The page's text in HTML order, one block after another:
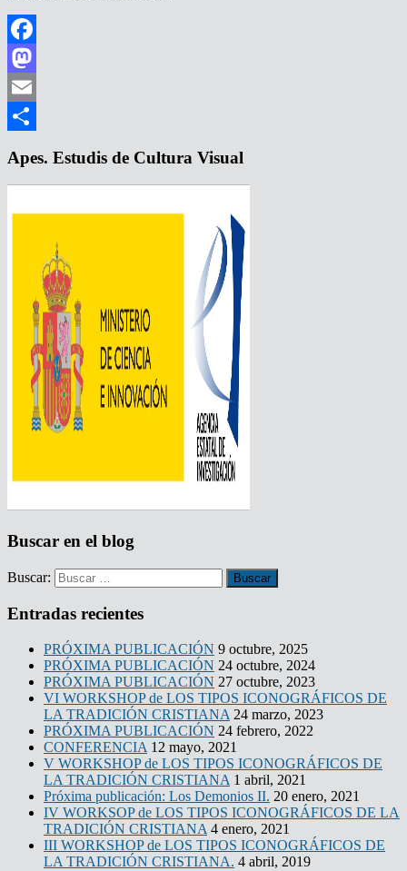
Facebook
Mastodon
Email
Apes. Estudis de Cultura Visual
Buscar en el blog
Buscar:
Entradas recientes
PRÓXIMA PUBLICACIÓN 9 octubre, 2025
PRÓXIMA PUBLICACIÓN 24 octubre, 2024
PRÓXIMA PUBLICACIÓN 27 octubre, 2023
VI WORKSHOP de LOS TIPOS ICONOGRÁFICOS DE
LA TRADICIÓN CRISTIANA 24 marzo, 2023
PRÓXIMA PUBLICACIÓN 24 febrero, 2022
CONFERENCIA 12 mayo, 2021
V WORKSHOP de LOS TIPOS ICONOGRÁFICOS DE
LA TRADICIÓN CRISTIANA 1 abril, 2021
Próxima publicación: Los Demonios II. 20 enero, 2021
IV WORKSOP de LOS TIPOS ICONOGRÁFICOS DE LA
TRADICIÓN CRISTIANA 4 enero, 2021
III WORKSHOP de LOS TIPOS ICONOGRÁFICOS DE
LA TRADICIÓN CRISTIANA. 4 abril, 2019